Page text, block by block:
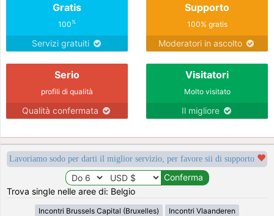
Gratis
100%
Servizi gratuiti
Supporto
100% gratis
Moderatori in ascolto
Serio
profili di qualità
Qualità confermata
Visitatori
Molto visitato
Il migliore
Lavoriamo sodo per darti il miglior servizio, per favore sii di supporto
Trova single nelle aree di: Belgio
Incontri Brussels Capital (Bruxelles) Incontri Vlaanderen